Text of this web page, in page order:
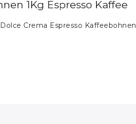
102,48 €
Crema Espresso Kaffeebohnen